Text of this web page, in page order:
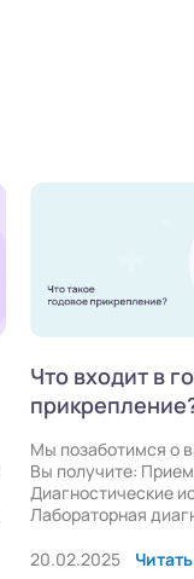
Что входит в
Мы позаботимся о
Вы получите:
Диагностические
Лабораторная
20.02.2025